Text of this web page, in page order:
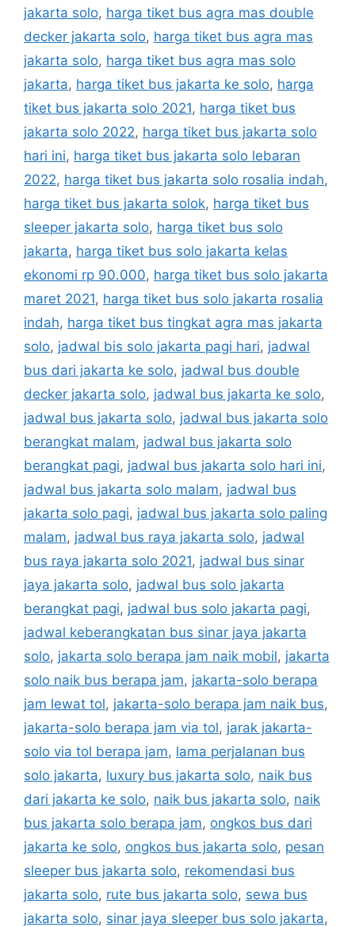
jakarta solo, harga tiket bus agra mas double
decker jakarta solo, harga tiket bus agra mas
jakarta solo, harga tiket bus agra mas solo
jakarta, harga tiket bus jakarta ke solo, harga
tiket bus jakarta solo 2021, harga tiket bus
jakarta solo 2022, harga tiket bus jakarta solo
hari ini, harga tiket bus jakarta solo lebaran
2022, harga tiket bus jakarta solo rosalia indah,
harga tiket bus jakarta solok, harga tiket bus
sleeper jakarta solo, harga tiket bus solo
jakarta, harga tiket bus solo jakarta kelas
ekonomi rp 90.000, harga tiket bus solo jakarta
maret 2021, harga tiket bus solo jakarta rosalia
indah, harga tiket bus tingkat agra mas jakarta
solo, jadwal bis solo jakarta pagi hari, jadwal
bus dari jakarta ke solo, jadwal bus double
decker jakarta solo, jadwal bus jakarta ke solo,
jadwal bus jakarta solo, jadwal bus jakarta solo
berangkat malam, jadwal bus jakarta solo
berangkat pagi, jadwal bus jakarta solo hari ini,
jadwal bus jakarta solo malam, jadwal bus
jakarta solo pagi, jadwal bus jakarta solo paling
malam, jadwal bus raya jakarta solo, jadwal
bus raya jakarta solo 2021, jadwal bus sinar
jaya jakarta solo, jadwal bus solo jakarta
berangkat pagi, jadwal bus solo jakarta pagi,
jadwal keberangkatan bus sinar jaya jakarta
solo, jakarta solo berapa jam naik mobil, jakarta
solo naik bus berapa jam, jakarta-solo berapa
jam lewat tol, jakarta-solo berapa jam naik bus,
jakarta-solo berapa jam via tol, jarak jakarta-
solo via tol berapa jam, lama perjalanan bus
solo jakarta, luxury bus jakarta solo, naik bus
dari jakarta ke solo, naik bus jakarta solo, naik
bus jakarta solo berapa jam, ongkos bus dari
jakarta ke solo, ongkos bus jakarta solo, pesan
sleeper bus jakarta solo, rekomendasi bus
jakarta solo, rute bus jakarta solo, sewa bus
jakarta solo, sinar jaya sleeper bus solo jakarta,